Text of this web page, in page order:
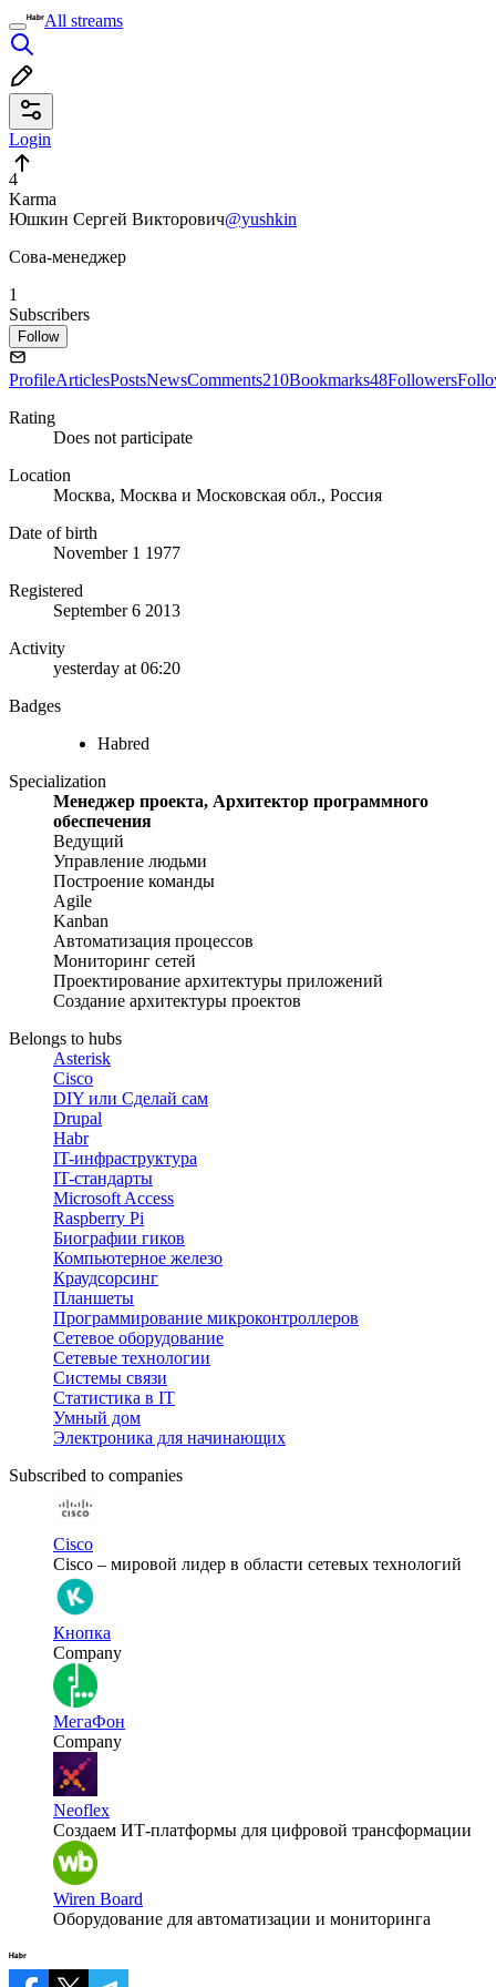
All streams
Login
4
Karma
Юшкин Сергей Викторович@yushkin
Сова-менеджер
1
Subscribers
Follow
ProfileArticlesPostsNewsComments210Bookmarks48Followers
Rating
Does not participate
Location
Москва, Москва и Московская обл., Россия
Date of birth
November 1 1977
Registered
September 6 2013
Activity
yesterday at 06:20
Badges
Habred
Specialization
Менеджер проекта, Архитектор программного
обеспечения
Ведущий
Управление людьми
Построение команды
Agile
Kanban
Автоматизация процессов
Мониторинг сетей
Проектирование архитектуры приложений
Создание архитектуры проектов
Belongs to hubs
Asterisk
Cisco
DIY или Сделай сам
Drupal
Habr
IT-инфраструктура
IT-стандарты
Microsoft Access
Raspberry Pi
Биографии гиков
Компьютерное железо
Краудсорсинг
Планшеты
Программирование микроконтроллеров
Сетевое оборудование
Сетевые технологии
Системы связи
Статистика в IT
Умный дом
Электроника для начинающих
Subscribed to companies
Cisco
Cisco – мировой лидер в области сетевых технологий
Кнопка
Company
МегаФон
Company
Neoflex
Создаем ИТ-платформы для цифровой трансформации
Wiren Board
Оборудование для автоматизации и мониторинга